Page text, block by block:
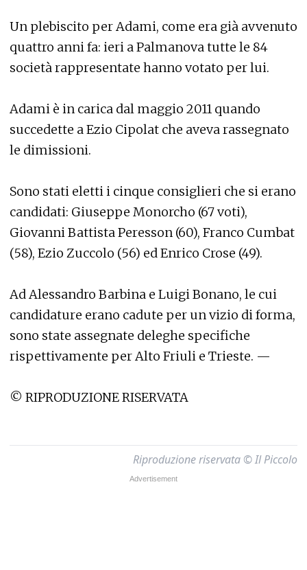
Un plebiscito per Adami, come era già avvenuto
quattro anni fa: ieri a Palmanova tutte le 84
società rappresentate hanno votato per lui.
Adami è in carica dal maggio 2011 quando
succedette a Ezio Cipolat che aveva rassegnato
le dimissioni.
Sono stati eletti i cinque consiglieri che si erano
candidati: Giuseppe Monorcho (67 voti),
Giovanni Battista Peresson (60), Franco Cumbat
(58), Ezio Zuccolo (56) ed Enrico Crose (49).
Ad Alessandro Barbina e Luigi Bonano, le cui
candidature erano cadute per un vizio di forma,
sono state assegnate deleghe specifiche
rispettivamente per Alto Friuli e Trieste. —
© RIPRODUZIONE RISERVATA
Riproduzione riservata © Il Piccolo